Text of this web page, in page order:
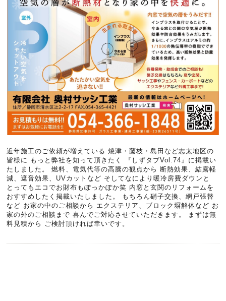
近年施工のご依頼が増えている 焼津・藤枝・島田など志太地区の
皆様に もっと弊社を知って頂きたく 『しずタブVol.74』に掲載い
たしました。 燃料、電気代等の高騰の観点から 断熱効果、結露軽
減、遮音効果、UVカットなど そしてなにより暖冷房費ダウンと
とってもエコでお財布もぽっかぽか笑 内窓と玄関のリフォームを
おすすめしたく掲載いたしました。 もちろん硝子交換、網戸張替
など お家の中のご相談から エクステリア、ブロック塀解体など お
家の外のご相談まで 喜んでご対応させていただきます。 まずは無
料見積から ご検討頂ければ幸いです。